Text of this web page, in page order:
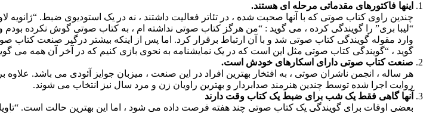
اینها فاکتورهای مقدماتی مرحله ای هستند.
چندین راوی کتاب صوتی که با آنها صحبت شده ، در تئاتر فعالیت داشتند ، نه در یک استودیوی ضبط.
“لیبا بری” را گویندگی کرده ، می گوید : “من هرگز کتاب صوتی نداشته ام ، به کتاب صوتی گوش نکرده بودم
وارد مقوله گویندگی کتاب صوتی شد و با آن ارتباط برقرار کرد. اما پس از اینکه بیشتر درگیر صنعت
گوید ، “گویندگی کتاب صوتی مثل این است که در یک نمایشنامه به نحوی بازی کنیم که در آخر آن همه می
صنعت کتاب صوتی دارای اسکارهای خودش است.
هر ساله ، انجمن ناشران صوتی ، به افتخار بهترین افراد در این صنعت ، میزبان جوایز آئودی می باشد.
روایت اجرا شده توسط چندین هنرمند صدابردار و بهترین راویان زن و مرد سال نیز انتخاب می شوند.
آنها گاهی فقط یک شب برای ضبط یک کتاب وقت دارند